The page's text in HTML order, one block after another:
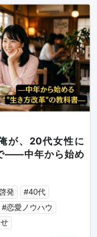
が、20代女性に
——中年から始め
発
#40代
#恋愛ノウハウ